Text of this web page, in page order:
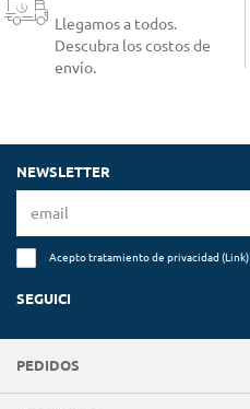
Llegamos a todos.
Descubra los costos de
envío.
NEWSLETTER
Acepto tratamiento de privacidad (Link)
SEGUICI
PEDIDOS